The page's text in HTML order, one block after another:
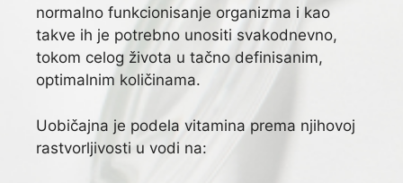
normalno funkcionisanje organizma i kao
takve ih je potrebno unositi svakodnevno,
tokom celog života u tačno definisanim,
optimalnim količinama.
Uobičajna je podela vitamina prema njihovoj
rastvorljivosti u vodi na: